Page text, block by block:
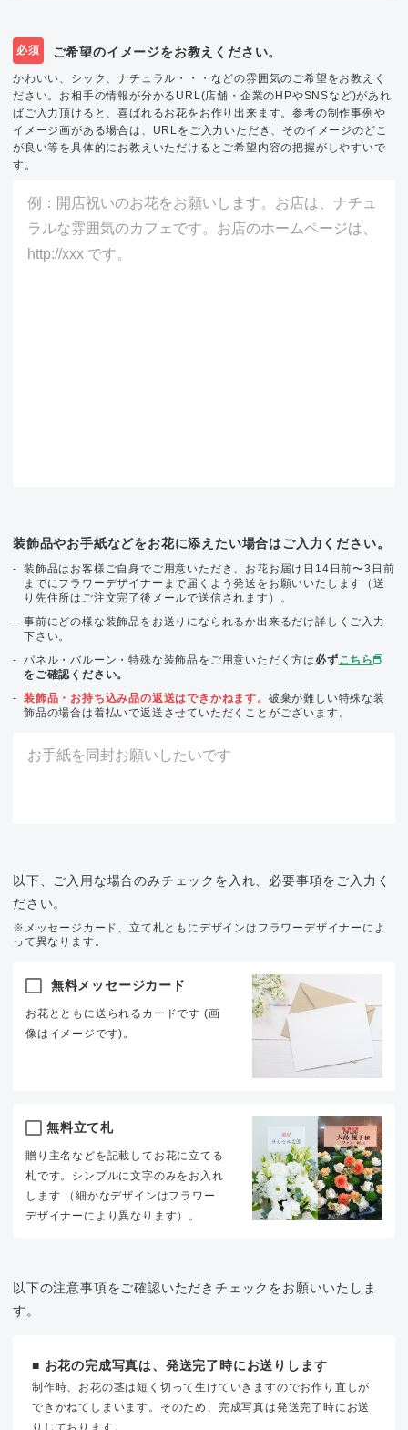
必須 ご希望のイメージをお教えください。
かわいい、シック、ナチュラル・・・などの雰囲気のご希望をお教えく
ださい。お相手の情報が分かるURL(店舗・企業のHPやSNSなど)があれ
ばご入力頂けると、喜ばれるお花をお作り出来ます。参考の制作事例や
イメージ画がある場合は、URLをご入力いただき、そのイメージのどこ
が良い等を具体的にお教えいただけるとご希望内容の把握がしやすいで
す。
装飾品やお手紙などをお花に添えたい場合はご入力ください。
装飾品はお客様ご自身でご用意いただき、お花お届け日14日前〜3日前
までにフラワーデザイナーまで届くよう発送をお願いいたします（送
り先住所はご注文完了後メールで送信されます）。
事前にどの様な装飾品をお送りになられるか出来るだけ詳しくご入力
下さい。
パネル・バルーン・特殊な装飾品をご用意いただく方は 必ずこちら
をご確認ください。
装飾品・お持ち込み品の返送はできかねます。 破棄が難しい特殊な装
飾品の場合は着払いで返送させていただくことがございます。
以下、ご入用な場合のみチェックを入れ、必要事項をご入力く
ださい。
※メッセージカード、立て札ともにデザインはフラワーデザイナーによ
って異なります。
無料メッセージカード
お花とともに送られるカードです (画
像はイメージです)。
無料立て札
贈り主名などを記載してお花に立てる
札です。シンプルに文字のみをお入れ
します （細かなデザインはフラワー
デザイナーにより異なります）。
以下の注意事項をご確認いただきチェックをお願いいたしま
す。
■ お花の完成写真は、発送完了時にお送りします
制作時、お花の茎は短く切って生けていきますのでお作り直しが
できかねてしまいます。そのため、完成写真は発送完了時にお送
りしております。